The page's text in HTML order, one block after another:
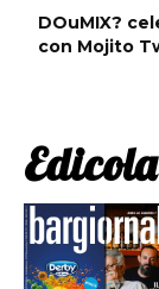
DOuMIX?
con Mojito